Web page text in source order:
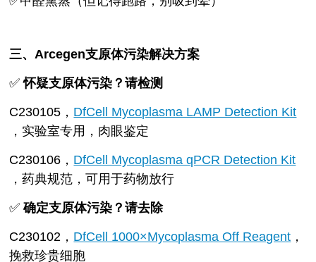
三、Arcegen支原体污染解决方案
✅怀疑支原体污染？请检测
C230105， DfCell Mycoplasma LAMP Detection Kit
，实验室专用，肉眼鉴定
C230106， DfCell Mycoplasma qPCR Detection Kit
，药典规范，可用于药物放行
✅确定支原体污染？请去除
C230102， DfCell 1000×Mycoplasma Off Reagent ，
挽救珍贵细胞